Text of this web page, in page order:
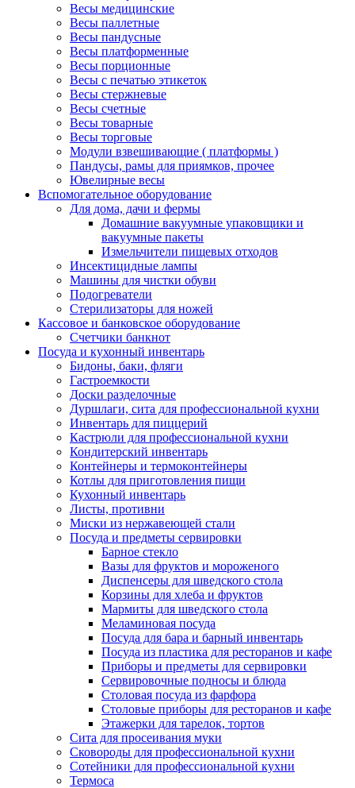
Весы медицинские
Весы паллетные
Весы пандусные
Весы платформенные
Весы порционные
Весы с печатью этикеток
Весы стержневые
Весы счетные
Весы товарные
Весы торговые
Модули взвешивающие ( платформы )
Пандусы, рамы для приямков, прочее
Ювелирные весы
Вспомогательное оборудование
Для дома, дачи и фермы
Домашние вакуумные упаковщики и
вакуумные пакеты
Измельчители пищевых отходов
Инсектицидные лампы
Машины для чистки обуви
Подогреватели
Стерилизаторы для ножей
Кассовое и банковское оборудование
Счетчики банкнот
Посуда и кухонный инвентарь
Бидоны, баки, фляги
Гастроемкости
Доски разделочные
Дуршлаги, сита для профессиональной кухни
Инвентарь для пиццерий
Кастрюли для профессиональной кухни
Кондитерский инвентарь
Контейнеры и термоконтейнеры
Котлы для приготовления пищи
Кухонный инвентарь
Листы, противни
Миски из нержавеющей стали
Посуда и предметы сервировки
Барное стекло
Вазы для фруктов и мороженого
Диспенсеры для шведского стола
Корзины для хлеба и фруктов
Мармиты для шведского стола
Меламиновая посуда
Посуда для бара и барный инвентарь
Посуда из пластика для ресторанов и кафе
Приборы и предметы для сервировки
Сервировочные подносы и блюда
Столовая посуда из фарфора
Столовые приборы для ресторанов и кафе
Этажерки для тарелок, тортов
Сита для просеивания муки
Сковороды для профессиональной кухни
Сотейники для профессиональной кухни
Термоса